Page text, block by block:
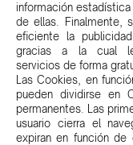
información
de ellas. Finalmente,
eficiente la
gracias a la cual
servicios de forma
Las Cookies, en
pueden dividirse en
permanentes. Las
usuario cierra el
expiran en función de